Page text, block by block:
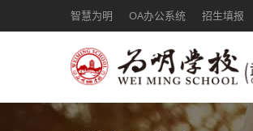
智慧为明 OA办公系统 招生填报